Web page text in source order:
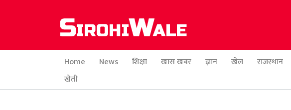
Home News शिक्षा खास खबर ज्ञान खेल राजस्थान
खेती